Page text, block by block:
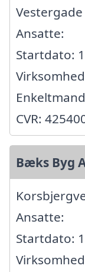
Ansatte:
Startdato:
CVR:
Bæks Byg
Ansatte:
Startdato: